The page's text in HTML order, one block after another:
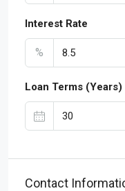
Interest Rate
%
Loan Terms (Years)
Contact